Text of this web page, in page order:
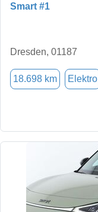
Smart #1
Dresden, 01187
18.698 km Elektro